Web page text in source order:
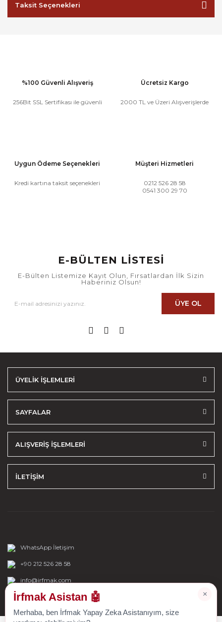
Taksit Seçenekleri
%100 Güvenli Alışveriş
256Bit SSL Sertifikası ile güvenli
Ücretsiz Kargo
2000 TL ve Üzeri Alışverişlerde
Uygun Ödeme Seçenekleri
Kredi kartına taksit seçenekleri
Müşteri Hizmetleri
0212 526 28 58
0541 300 29 70
E-BÜLTEN LİSTESİ
E-Bülten Listemize Kayıt Olun, Fırsatlardan İlk Sizin
Haberiniz Olsun!
ÜYE OL
ÜYELİK İŞLEMLERİ
SAYFALAR
ALIŞVERİŞ İŞLEMLERİ
İLETİŞİM
WhatsApp İletişim
+90 212 526 28 58
info@irfmak.com
×
İrfmak Asistan 🤖
Merhaba, ben İrfmak Yapay Zeka Asistanıyım, size